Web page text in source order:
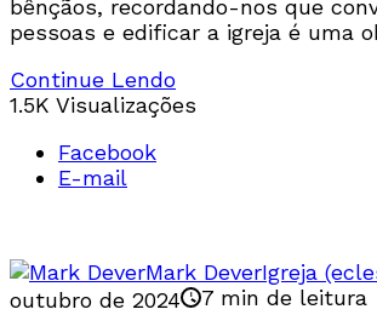
bênçãos, recordando-nos que
pessoas e edificar a igreja é uma
Continue Lendo
1.5K Visualizações
Facebook
E-mail
Mark DeverIgreja
outubro de 2024
7 min de leitura